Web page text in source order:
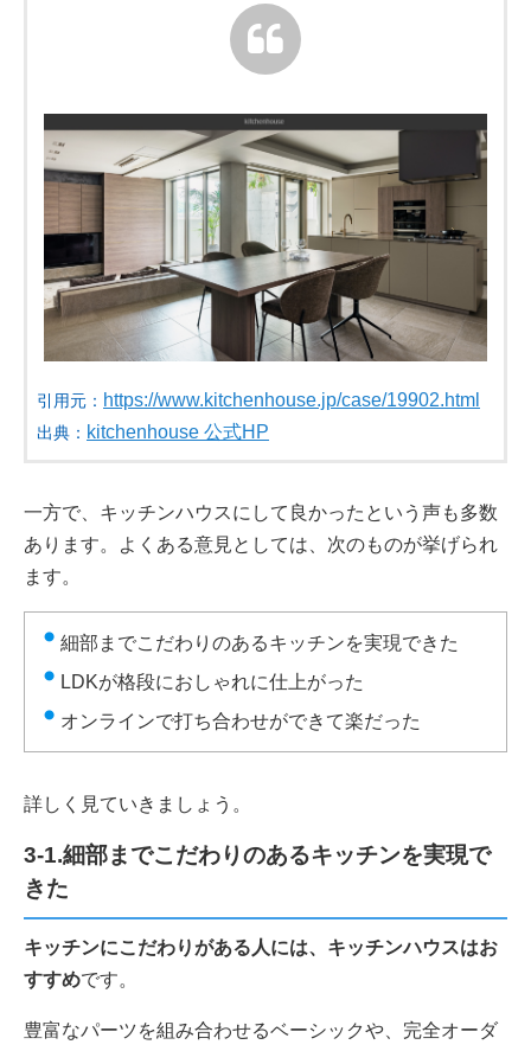
引用元： https://www.kitchenhouse.jp/case/19902.html
出典： kitchenhouse 公式HP
一方で、キッチンハウスにして良かったという声も多数
あります。よくある意見としては、次のものが挙げられ
ます。
細部までこだわりのあるキッチンを実現できた
LDKが格段におしゃれに仕上がった
オンラインで打ち合わせができて楽だった
詳しく見ていきましょう。
3-1.細部までこだわりのあるキッチンを実現で
きた
キッチンにこだわりがある人には、キッチンハウスはお
すすめです。
豊富なパーツを組み合わせるベーシックや、完全オーダ